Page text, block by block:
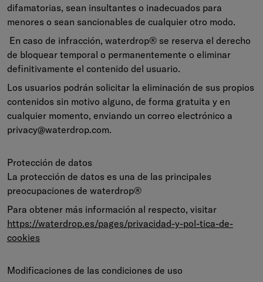
difamatorias, sean insultantes o inadecuados para
menores o sean sancionables de cualquier otro modo.
En caso de infracción, waterdrop® se reserva el derecho
de bloquear temporal o permanentemente o eliminar
definitivamente el contenido del usuario.
Los usuarios podrán solicitar la eliminación de sus propios
contenidos sin motivo alguno, de forma gratuita y en
cualquier momento, enviando un correo electrónico a
privacy@waterdrop.com.
Protección de datos
La protección de datos es una de las principales
preocupaciones de waterdrop®
Para obtener más información al respecto, visitar
https://waterdrop.es/pages/privacidad-y-pol-tica-de-
cookies
Modificaciones de las condiciones de uso